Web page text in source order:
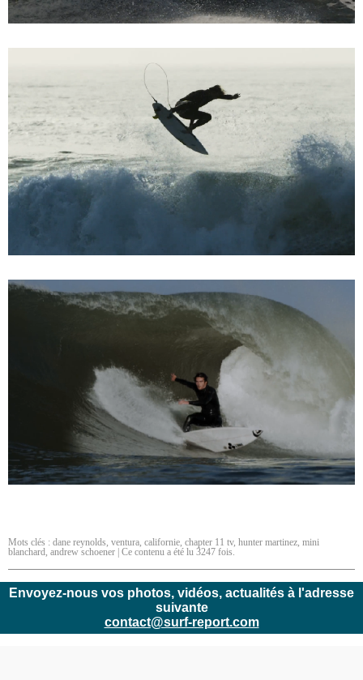
Mots clés : dane reynolds, ventura, californie, chapter 11 tv, hunter martinez, mini
blanchard, andrew schoener | Ce contenu a été lu 3247 fois.
Envoyez-nous vos photos, vidéos, actualités à l'adresse
suivante
contact@surf-report.com